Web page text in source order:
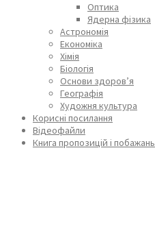
Оптика
Ядерна фізика
Астрономія
Економіка
Хімія
Біологія
Основи здоров’я
Географія
Художня культура
Корисні посилання
Відеофайли
Книга пропозицій і побажань